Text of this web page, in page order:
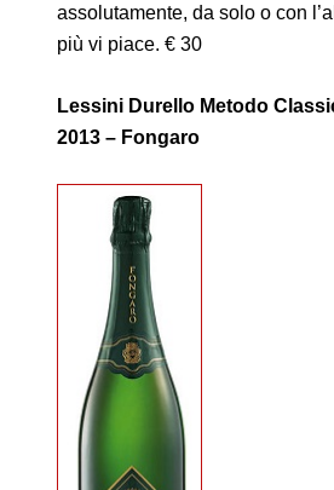
assolutamente, da solo o con
più vi piace. € 30
Lessini Durello Metodo
2013 – Fongaro